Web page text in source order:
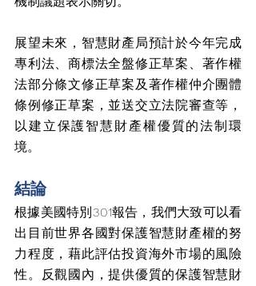
展望未來，智慧財產局預計於今年完成
專利法、商標法全盤修正草案、著作權
法部分條文修正草案及著作權仲介團體
條例修正草案，並送交立法院審查等，
以建立保護智慧財產權優質的法制環
境。
結論
根據美國特別301報告，我們大致可以看
出目前世界各國對保護智慧財產權的努
力程度，藉此評估投資海外市場的風險
性。反觀國內，提供優質的保護智慧財